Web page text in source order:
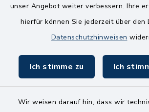
unser Angebot weiter verbessern. Ihre
hierfür können Sie jederzeit über den
Datenschutzhinweisen
Ich stimme zu Ich
Wir weisen darauf hin, dass wir
Freitag
8.00-11.00 Uhr